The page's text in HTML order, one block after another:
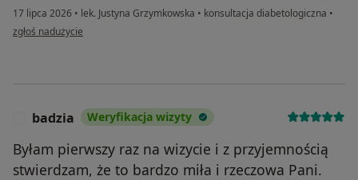
17 lipca 2026 • lek. Justyna Grzymkowska • konsultacja diabetologiczna •
w opinii użytkownika MC
zgłoś nadużycie
badzia Weryfikacja wizyty
Byłam pierwszy raz na wizycie i z przyjemnością
stwierdzam, że to bardzo miła i rzeczowa Pani.